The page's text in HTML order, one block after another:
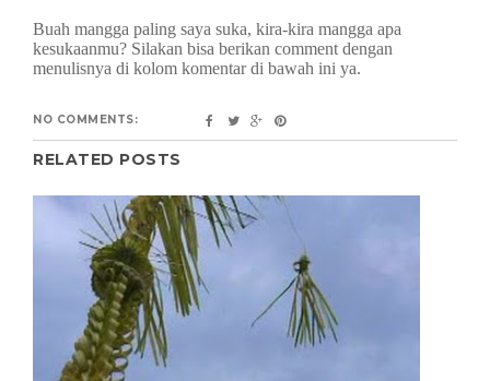
Buah mangga paling saya suka, kira-kira mangga apa
kesukaanmu? Silakan bisa berikan comment dengan
menulisnya di kolom komentar di bawah ini ya.
NO COMMENTS:
RELATED POSTS